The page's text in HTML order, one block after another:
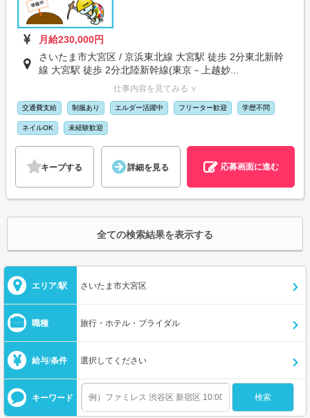
月給230,000円
さいたま市大宮区 / 京浜東北線 大宮駅 徒歩 2分東北新幹
線 大宮駅 徒歩 2分北陸新幹線(東京－上越妙...
仕事内容を見てみる ∨
交通費支給 制服あり エルダー活躍中 フリーター歓迎 学歴不問
ネイルOK 未経験歓迎
キープする 詳細を見る 応募画面に進む
全ての検索結果を表示する
エリア/駅 さいたま市大宮区
職種 旅行・ホテル・ブライダル
給与/条件 選択してください
キーワード